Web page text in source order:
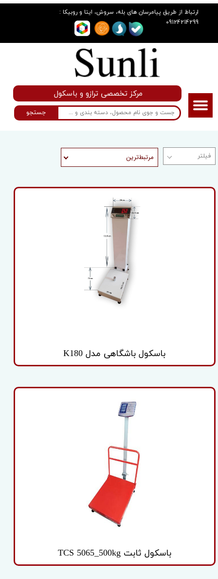
ارتباط از طریق پیامرسان های بله، سروش، ایتا و روبیکا :
09124214299
جستجو
مرکز تخصصی ترازو و باسکول
مرتبط‌ترین
باسکول باشگاهی مدل K180
باسکول ثابت TCS 5065_500kg